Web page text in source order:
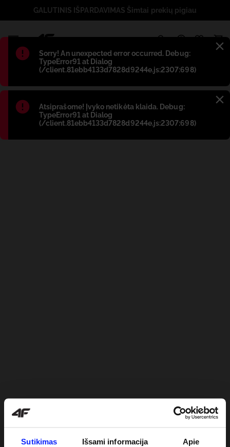
Sutikimas Išsami informacija Apie
Błąd:
Sorry! An unexpected error occurred. Debug:
TypeError91 at Dialog
(/client.81ebb4133d7828d9244e.js:2307:698)
Błąd:
Atsiprašome! Įvyko netikėta klaida. Debug:
TypeError91 at Dialog
(/client.81ebb4133d7828d9244e.js:2307:698)
GALUTINIS IŠPARDAVIMAS Šimtai prekių pigiau